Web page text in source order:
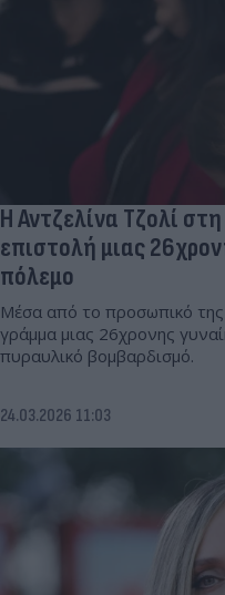
Η Αντζελίνα Τζολί
επιστολή μιας
πόλεμο
Μέσα από το προσωπικό
γράμμα μιας 26χρονης
πυραυλικό βομβαρδισμό.
24.03.2026 11:03